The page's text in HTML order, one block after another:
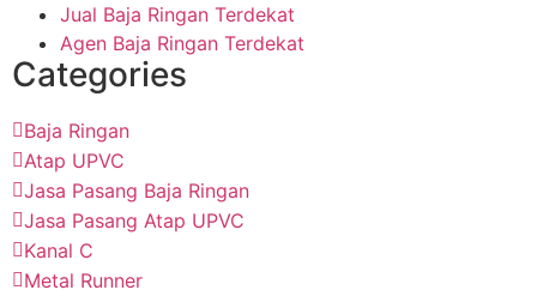
Jual Baja Ringan Terdekat
Agen Baja Ringan Terdekat
Categories
Baja Ringan
Atap UPVC
Jasa Pasang Baja Ringan
Jasa Pasang Atap UPVC
Kanal C
Metal Runner